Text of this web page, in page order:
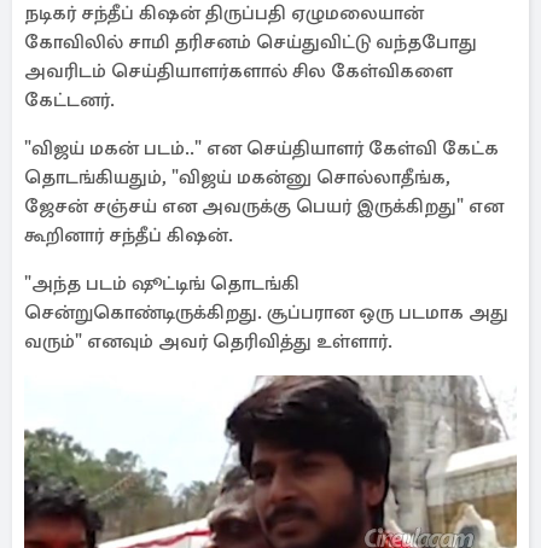
நடிகர் சந்தீப் கிஷன் திருப்பதி ஏழுமலையான்
கோவிலில் சாமி தரிசனம் செய்துவிட்டு வந்தபோது
அவரிடம் செய்தியாளர்களால் சில கேள்விகளை
கேட்டனர்.
"விஜய் மகன் படம்.." என செய்தியாளர் கேள்வி கேட்க
தொடங்கியதும், "விஜய் மகன்னு சொல்லாதீங்க,
ஜேசன் சஞ்சய் என அவருக்கு பெயர் இருக்கிறது" என
கூறினார் சந்தீப் கிஷன்.
"அந்த படம் ஷூட்டிங் தொடங்கி
சென்றுகொண்டிருக்கிறது. சூப்பரான ஒரு படமாக அது
வரும்" எனவும் அவர் தெரிவித்து உள்ளார்.